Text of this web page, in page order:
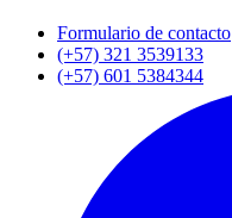
Formulario de contacto
(+57) 321 3539133
(+57) 601 5384344